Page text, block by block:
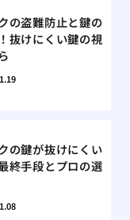
の盗難防止と鍵の
抜けにくい鍵の視
の鍵が抜けにくい
終手段とプロの選